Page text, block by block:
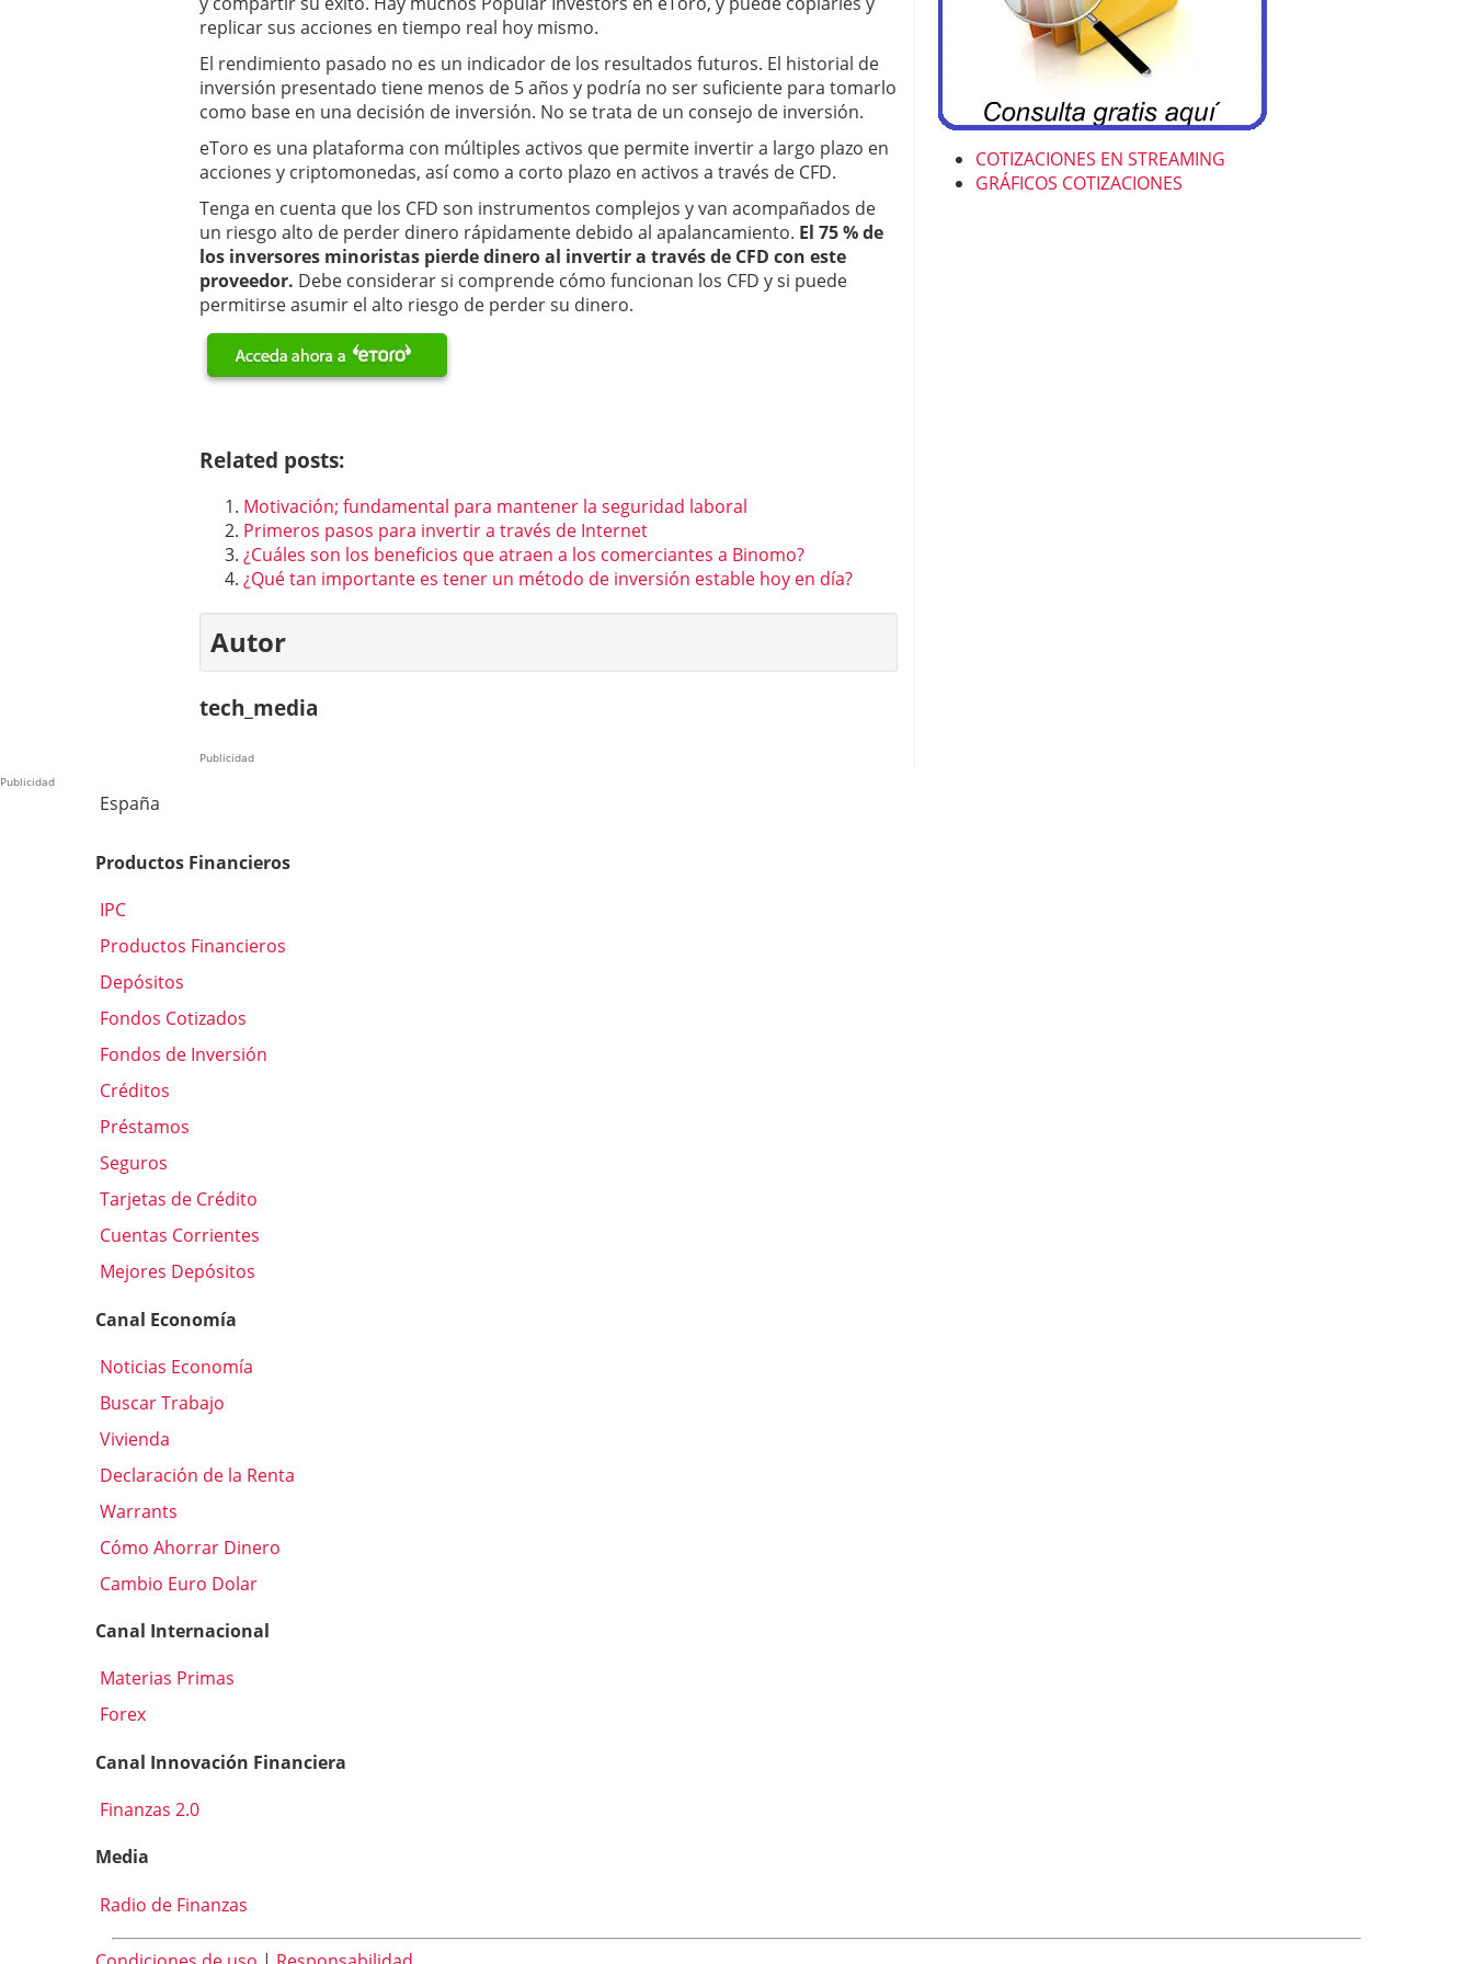
replicar sus acciones en tiempo real hoy mismo.
El rendimiento pasado no es un indicador de los resultados futuros. El historial de
inversión presentado tiene menos de 5 años y podría no ser suficiente para tomarlo
como base en una decisión de inversión. No se trata de un consejo de inversión.
eToro es una plataforma con múltiples activos que permite invertir a largo plazo en
acciones y criptomonedas, así como a corto plazo en activos a través de CFD.
Tenga en cuenta que los CFD son instrumentos complejos y van acompañados de
un riesgo alto de perder dinero rápidamente debido al apalancamiento. El 75 % de
los inversores minoristas pierde dinero al invertir a través de CFD con este
proveedor. Debe considerar si comprende cómo funcionan los CFD y si puede
permitirse asumir el alto riesgo de perder su dinero.
Related posts:
Motivación; fundamental para mantener la seguridad laboral
Primeros pasos para invertir a través de Internet
¿Cuáles son los beneficios que atraen a los comerciantes a Binomo?
¿Qué tan importante es tener un método de inversión estable hoy en día?
Autor
tech_media
Publicidad
COTIZACIONES EN STREAMING
GRÁFICOS COTIZACIONES
Publicidad
España
Productos Financieros
IPC
Productos Financieros
Depósitos
Fondos Cotizados
Fondos de Inversión
Créditos
Préstamos
Seguros
Tarjetas de Crédito
Cuentas Corrientes
Mejores Depósitos
Canal Economía
Noticias Economía
Buscar Trabajo
Vivienda
Declaración de la Renta
Warrants
Cómo Ahorrar Dinero
Cambio Euro Dolar
Canal Internacional
Materias Primas
Forex
Canal Innovación Financiera
Finanzas 2.0
Media
Radio de Finanzas